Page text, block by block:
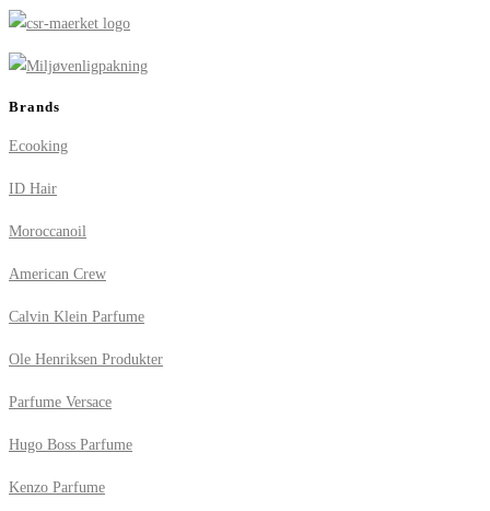
Brands
Ecooking
ID Hair
Moroccanoil
American Crew
Calvin Klein Parfume
Ole Henriksen Produkter
Parfume Versace
Hugo Boss Parfume
Kenzo Parfume